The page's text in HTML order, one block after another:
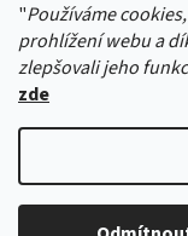
"Používáme
prohlížení webu a
zlepšovali jeho
zde
Copyright 2026
Stačí se přihlásit